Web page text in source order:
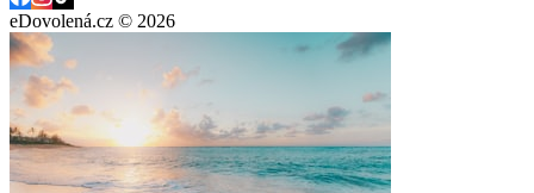
eDovolená.cz © 2026